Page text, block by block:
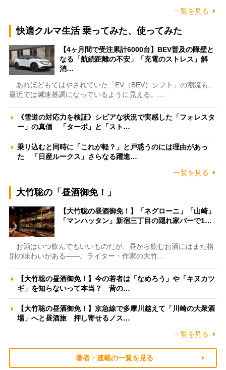
一覧を見る
快適クルマ生活 乗ってみた、使ってみた
【4ヶ月間で受注累計6000台】BEV普及の障壁と
なる「航続距離の不安」「充電のストレス」解
消…
あれほどもてはやされていた「EV（BEV）シフト」の潮流も、
最近では減速基調になっているように見える。…
《雪道の対応力を検証》シビアな状況で実感した「フォレスタ
ー」の真価 「ターボ」と「スト…
乗り込むと同時に「これが軽？」と戸惑うのには理由があっ
た 「日産ルークス」さらなる躍進…
一覧を見る
大竹聡の「昼酒御免！」
【大竹聡の昼酒御免！】「ネグローニ」「山崎」
「マンハッタン」新宿三丁目の隠れ家バーで1…
お酒はいつ飲んでもいいものだが、昼から飲むお酒にはまた格
別の味わいがある――。ライター・作家の大竹…
【大竹聡の昼酒御免！】今の若者は「なめろう」や「キヌカツ
ギ」を知らないって本当？ 昔の…
【大竹聡の昼酒御免！】京急線で多摩川越えて「川崎の大衆酒
場」へと昼酒旅 押し寄せるノス…
一覧を見る
著者・連載の一覧を見る